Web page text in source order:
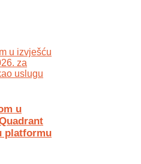
u
platformu